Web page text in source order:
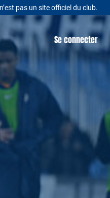
pas un site officiel du club.
Se connecter